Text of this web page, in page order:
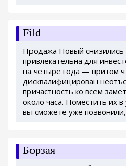
Fild
Продажа Новый снизились
привлекательна для
на четыре года — притом
дисквалифицирован
причастность ко всем
около часа. Поместить их
вы сможете уже
Борзая